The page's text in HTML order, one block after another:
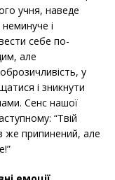
учня, наведе
і
себе по-
але
у
і зникнути
Сенс нашої
“Твій
же припинений, але